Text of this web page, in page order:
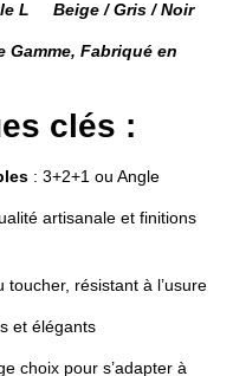
L Beige / Gris / Noir
Gamme, Fabriqué en
clés :
: 3+2+1 ou Angle
artisanale et finitions
toucher, résistant à l’usure
et élégants
choix pour s’adapter à